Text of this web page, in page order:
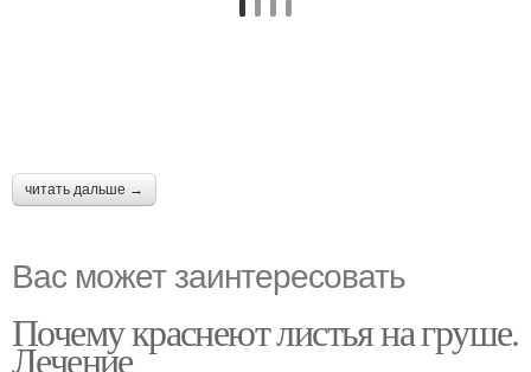
читать дальше →
Вас может заинтересовать
Почему краснеют листья на груше.
Лечение